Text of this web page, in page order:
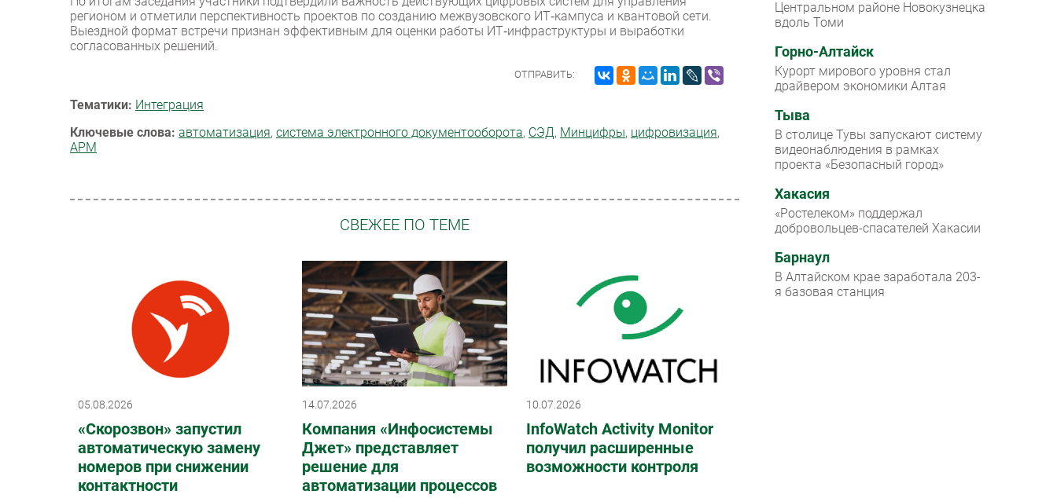
регионом и отметили перспективность проектов по созданию межвузовского ИТ‑кампуса и квантовой сети.
Выездной формат встречи признан эффективным для оценки работы ИТ‑инфраструктуры и выработки
согласованных решений.
ОТПРАВИТЬ:
Тематики: Интеграция
Ключевые слова: автоматизация, система электронного документооборота, СЭД, Минцифры, цифровизация,
АРМ
СВЕЖЕЕ ПО ТЕМЕ
05.08.2026
«Скорозвон» запустил
автоматическую замену
номеров при снижении
контактности
14.07.2026
Компания «Инфосистемы
Джет» представляет
решение для
автоматизации процессов
10.07.2026
InfoWatch Activity Monitor
получил расширенные
возможности контроля
Центральном районе Новокузнецка
вдоль Томи
Горно-Алтайск
Курорт мирового уровня стал
драйвером экономики Алтая
Тыва
В столице Тувы запускают систему
видеонаблюдения в рамках
проекта «Безопасный город»
Хакасия
«Ростелеком» поддержал
добровольцев-спасателей Хакасии
Барнаул
В Алтайском крае заработала 203-
я базовая станция